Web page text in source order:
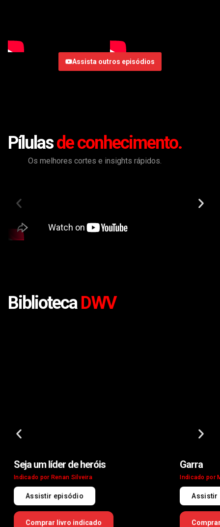
Assista outros episódios
Pílulasde conhecimento.
Os melhores cortes e insights rápidos.
BibliotecaDWV
heróis Garra
Comprar livro indicado